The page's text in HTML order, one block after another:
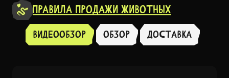
Правила продажи животных
Видеообзор Обзор доставка